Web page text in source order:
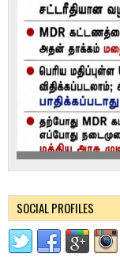
SOCIAL PROFILES